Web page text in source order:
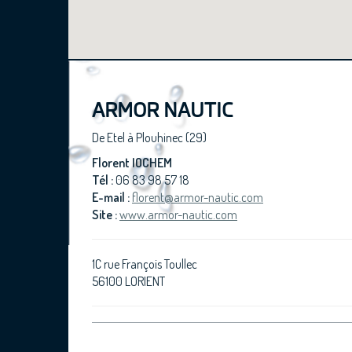
ARMOR NAUTIC
De Etel à Plouhinec (29)
Florent IOCHEM
Tél :06 83 98 57 18
E-mail : florent@armor-nautic.com
Site :www.armor-nautic.com
1C rue François Toullec
56100 LORIENT